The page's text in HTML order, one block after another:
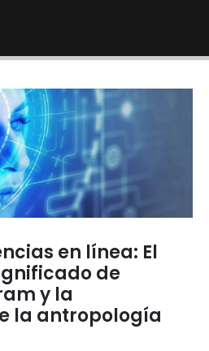
en línea: El
de
y la
la antropología